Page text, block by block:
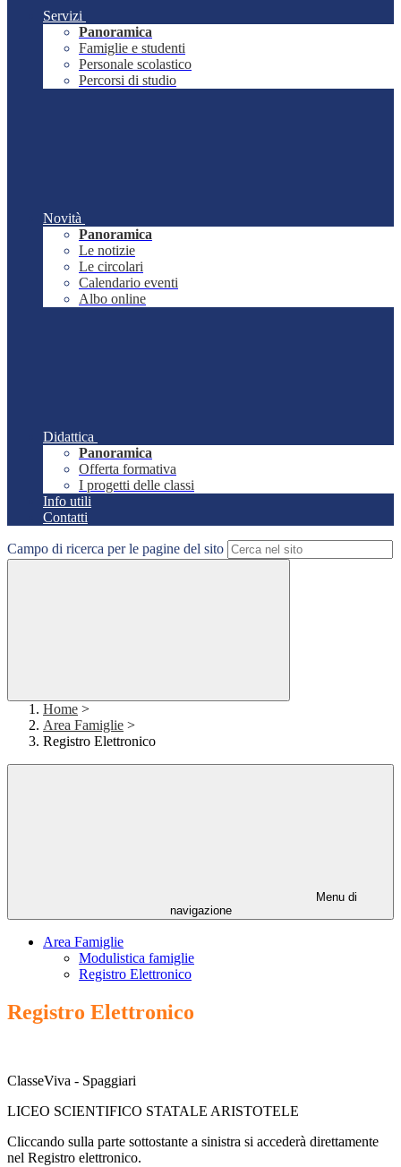
Servizi
Panoramica
Famiglie e studenti
Personale scolastico
Percorsi di studio
Novità
Panoramica
Le notizie
Le circolari
Calendario eventi
Albo online
Didattica
Panoramica
Offerta formativa
I progetti delle classi
Info utili
Contatti
Campo di ricerca per le pagine del sito
Home >
Area Famiglie >
Registro Elettronico
Menu di
navigazione
Area Famiglie
Modulistica famiglie
Registro Elettronico
Registro Elettronico
ClasseViva - Spaggiari
LICEO SCIENTIFICO STATALE ARISTOTELE
Cliccando sulla parte sottostante a sinistra si accederà direttamente
nel Registro elettronico.